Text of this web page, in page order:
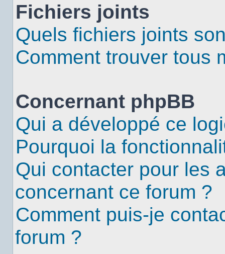
Fichiers joints
Quels fichiers joints
Comment trouver tous
Concernant phpBB
Qui a développé ce
Pourquoi la
Qui contacter pour les
concernant ce forum ?
Comment puis-je
forum ?